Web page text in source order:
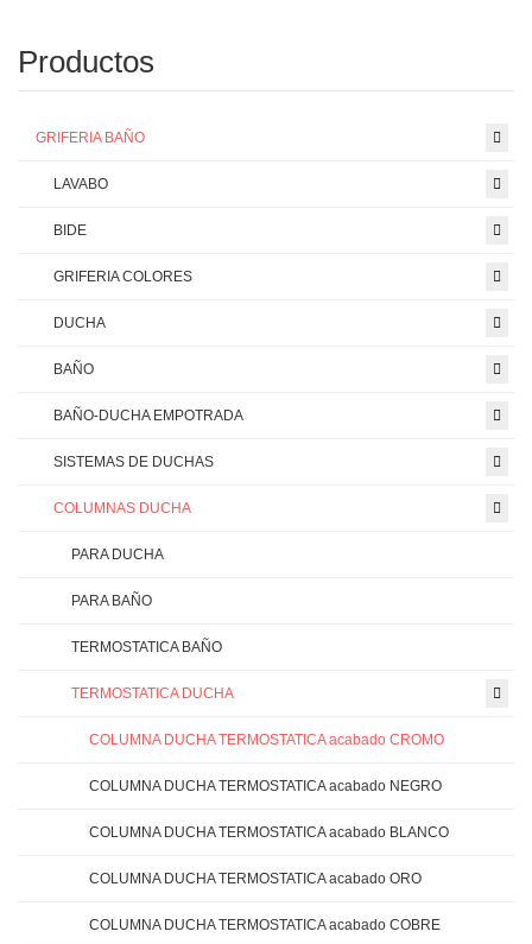
Productos
GRIFERIA BAÑO
LAVABO
BIDE
GRIFERIA COLORES
DUCHA
BAÑO
BAÑO-DUCHA EMPOTRADA
SISTEMAS DE DUCHAS
COLUMNAS DUCHA
PARA DUCHA
PARA BAÑO
TERMOSTATICA BAÑO
TERMOSTATICA DUCHA
COLUMNA DUCHA TERMOSTATICA acabado CROMO
COLUMNA DUCHA TERMOSTATICA acabado NEGRO
COLUMNA DUCHA TERMOSTATICA acabado BLANCO
COLUMNA DUCHA TERMOSTATICA acabado ORO
COLUMNA DUCHA TERMOSTATICA acabado COBRE